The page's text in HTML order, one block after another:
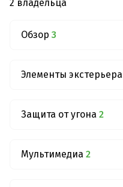
2 владельца
Обзор 3
Элементы экстерьера
Защита от угона 2
Мультимедиа 2